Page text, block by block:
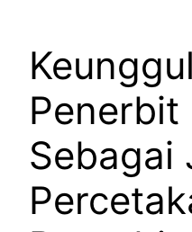
Penerbit
Sebagai